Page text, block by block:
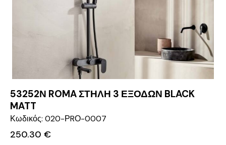
53252Ν ROMA ΣΤΗΛΗ 3 ΕΞΟΔΩΝ BLACK
MATT
Κωδικός: 020-ΡRΟ-0007
250.30 €